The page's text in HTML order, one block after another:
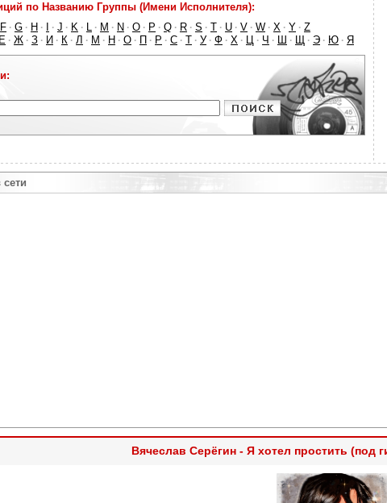
по Названию Группы (Имени Исполнителя):
F · G · H · · J · K · L · M · N · O · P · Q · R · S · T · U · V · W · X · Y · Z
Е · Ж · З · И · К · Л · М · Н · О · П · Р · С · Т · У · Ф · Х · Ц · Ч · Ш · Щ · Э · Ю · Я
Вячеслав Серёгин - Я хотел простить (под